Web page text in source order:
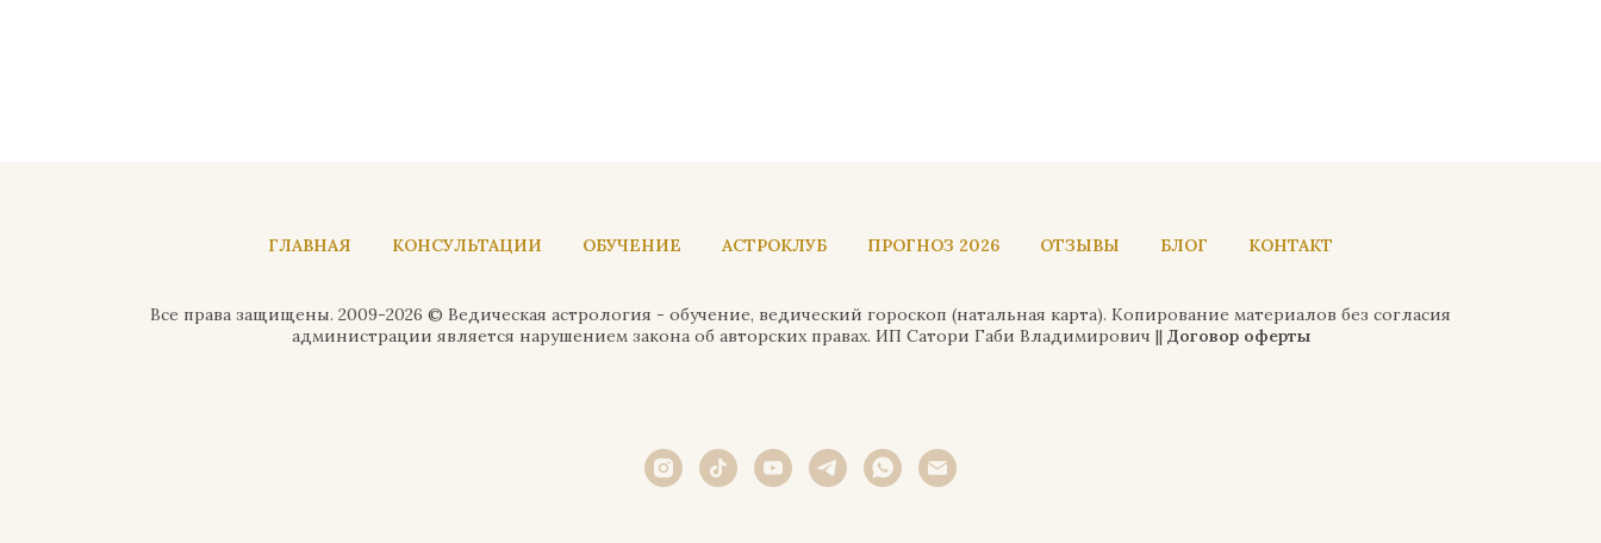
ГЛАВНАЯ КОНСУЛЬТАЦИИ ОБУЧЕНИЕ АСТРОКЛУБ ПРОГНОЗ 2026 ОТЗЫВЫ БЛОГ КОНТАКТ
Все права защищены. 2009-2026 © Ведическая астрология - обучение, ведический гороскоп (натальная карта). Копирование материалов без согласия
администрации является нарушением закона об авторских правах. ИП Сатори Габи Владимирович || Договор оферты